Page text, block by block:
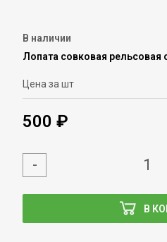
В наличии
Лопата совковая рельсовая
Цена за шт
500 ₽
В
-